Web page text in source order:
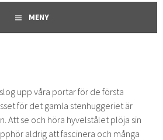
MENY
upp våra portar för de första
för det gamla stenhuggeriet är
Att se och höra hyvelstålet plöja sin
aldrig att fascinera och många